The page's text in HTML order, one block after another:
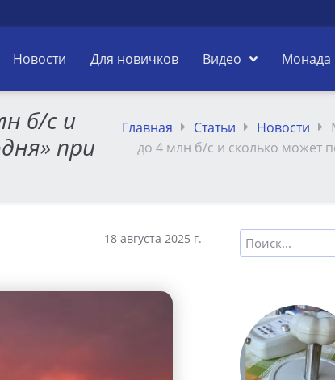
Новости Для новичков Видео Монада
б/с и
при
Главная Статьи Новости
до 4 млн б/с и сколько может
18 августа 2025 г.